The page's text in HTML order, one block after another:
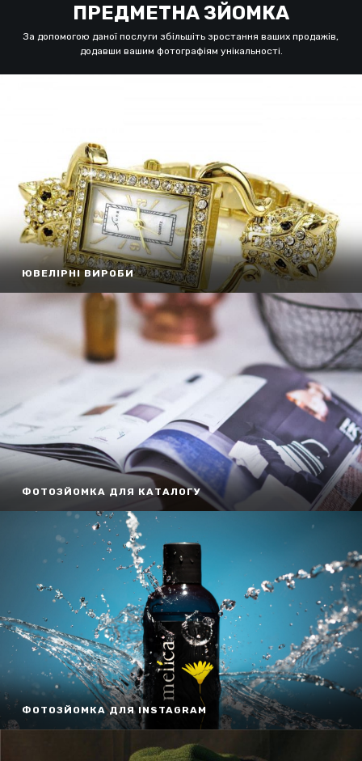
ПРЕДМЕТНА ЗЙОМКА
За допомогою даної послуги збільшіть зростання ваших продажів,
додавши вашим фотографіям унікальності.
ЮВЕЛІРНІ ВИРОБИ
ФОТОЗЙОМКА ДЛЯ КАТАЛОГУ
ФОТОЗЙОМКА ДЛЯ INSTAGRAM